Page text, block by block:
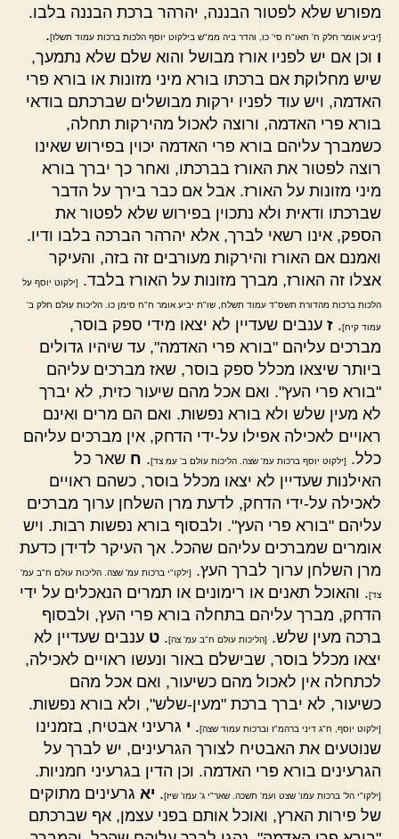
מפורש שלא לפטור הבננה, יהרהר ברכת הבננה בלבו.
[יביע אומר חלק ח' חאו"ח סי' כו, והדר ביה ממ"ש בילקוט יוסף הלכות ברכות עמוד תשלז].
ו וכן אם יש לפניו אורז מבושל והוא שלם שלא נתמעך,
שיש מחלוקת אם ברכתו בורא מיני מזונות או בורא פרי
האדמה, ויש עוד לפניו ירקות מבושלים שברכתם בודאי
בורא פרי האדמה, ורוצה לאכול מהירקות תחלה,
כשמברך עליהם בורא פרי האדמה יכוין בפירוש שאינו
רוצה לפטור את האורז בברכתו, ואחר כך יברך בורא
מיני מזונות על האורז. אבל אם כבר בירך על הדבר
שברכתו ודאית ולא נתכוין בפירוש שלא לפטור את
הספק, אינו רשאי לברך, אלא יהרהר הברכה בלבו ודיו.
ואמנם אם האורז והירקות מעורבים זה בזה, והעיקר
אצלו זה האורז, מברך מזונות על האורז בלבד.
[ילקוט יוסף על
הלכות ברכות מהדורת תשס"ד עמוד תשלח, שו"ת יביע אומר ח"ח סימן כו. הליכות עולם חלק ב'
עמוד קיח]. ז ענבים שעדיין לא יצאו מידי ספק בוסר,
מברכים עליהם "בורא פרי האדמה", עד שיהיו גדולים
ביותר שיצאו מכלל ספק בוסר, שאז מברכים עליהם
"בורא פרי העץ". ואם אכל מהם שיעור כזית, לא יברך
לא מעין שלש ולא בורא נפשות. ואם הם מרים ואינם
ראויים לאכילה אפילו על-ידי הדחק, אין מברכים עליהם
כלל.
[ילקוט יוסף ברכות עמ' שצה. הליכות עולם ב' עמ צד]. ח שאר כל
האילנות שעדיין לא יצאו מכלל בוסר, כשהם ראויים
לאכילה על-ידי הדחק, לדעת מרן השלחן ערוך מברכים
עליהם "בורא פרי העץ". ולבסוף בורא נפשות רבות. ויש
אומרים שמברכים עליהם שהכל. אך העיקר לדידן כדעת
מרן השלחן ערוך לברך העץ.
[ילקו"י ברכות עמ' שצה. הליכות עולם ח"ב עמ'
צד]. והאוכל תאנים או רימונים או תמרים הנאכלים על ידי
הדחק, מברך עליהם בתחלה בורא פרי העץ, ולבסוף
ברכה מעין שלש.
[הליכות עולם ח"ב עמ' צה]. ט ענבים שעדיין לא
יצאו מכלל בוסר, שבישלם באור ונעשו ראויים לאכילה,
לכתחלה אין לאכול מהם כשיעור, ואם אכל מהם
כשיעור, לא יברך ברכת "מעין-שלש", ולא בורא נפשות.
[ילקוט יוסף, ח"ג דיני ברהמ"ז וברכות עמוד שצה]. י גרעיני אבטיח, בזמנינו
שנוטעים את האבטיח לצורך הגרעינים, יש לברך על
הגרעינים בורא פרי האדמה. וכן הדין בגרעיני חמניות.
[ילקו"י הל' ברכות עמו' שצט ועמ' תשכה. שאר"י ג' עמו' שיז]. יא גרעינים מתוקים
של פירות הארץ, ואוכל אותם בפני עצמן, אף שברכתם